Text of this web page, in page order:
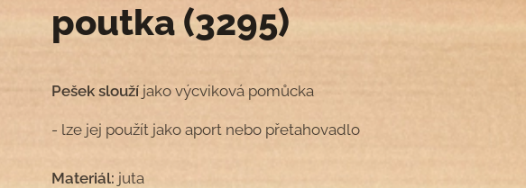
poutka (3295)
Pešek slouží jako výcviková pomůcka
- lze jej použít jako aport nebo přetahovadlo
Materiál: juta